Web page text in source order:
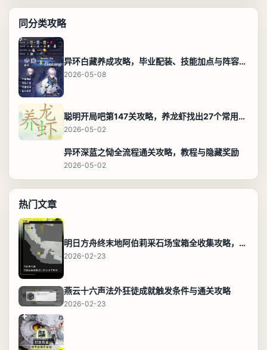
同分类攻略
异环白藏养成攻略，毕业配装、技能加点与阵容搭配保姆级解析
2026-05-08
聪明开局吧第147关攻略，养龙虾找出27个常用字通关答案
2026-05-02
异环深蓝之恸全流程通关攻略，教程与隐藏奖励
2026-05-02
热门文章
明日方舟终末地阿伯莉采石场宝箱全收集攻略，全点位分布图与路线
2026-02-23
燕云十六声法外狂徒成就触发条件与通关攻略
2026-02-23